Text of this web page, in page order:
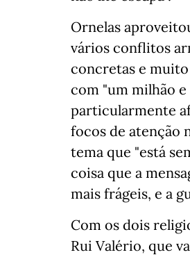
Ornelas
vários conflitos
concretas e muito
com "um milhão
particularmente
focos de atenção
tema que "está
coisa que a
mais frágeis, e a
Com os dois
Rui Valério, que